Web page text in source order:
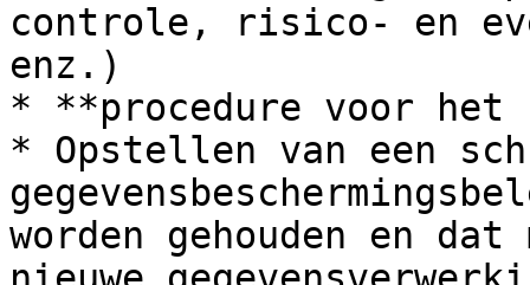
controle, risico- en
enz.)
* **procedure voor het
* Opstellen van een
worden gehouden en